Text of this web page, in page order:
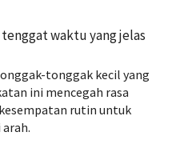
waktu yang jelas
tonggak kecil yang
ini mencegah rasa
rutin untuk